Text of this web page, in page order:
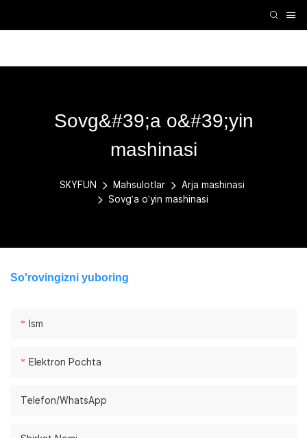
Sovg&#39;a o&#39;yin
mashinasi
SKYFUN Mahsulotlar
Arja mashinasi
Sovg'a o'yin mashinasi
So'rovingizni yuboring
Ism
Elektron Pochta
Telefon/whatsApp